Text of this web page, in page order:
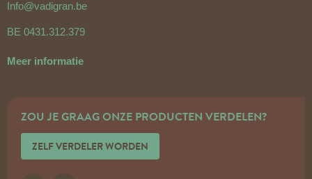
Info@vadigran.be
BE 0431.312.379
Meer informatie
ZOU JE GRAAG ONZE PRODUCTEN VERDELEN?
ZELF VERDELER WORDEN